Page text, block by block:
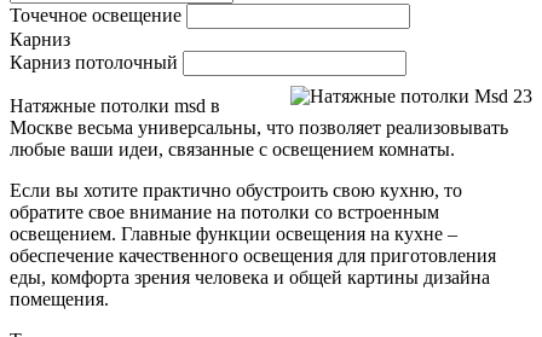
Точечное освещение
Карниз
Карниз потолочный
Натяжные потолки msd в
Москве весьма универсальны, что позволяет реализовывать
любые ваши идеи, связанные с освещением комнаты.
Если вы хотите практично обустроить свою кухню, то
обратите свое внимание на потолки со встроенным
освещением. Главные функции освещения на кухне –
обеспечение качественного освещения для приготовления
еды, комфорта зрения человека и общей картины дизайна
помещения.